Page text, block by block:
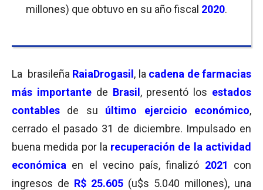
millones) que obtuvo en su año fiscal 2020.
La brasileña RaiaDrogasil , la cadena de farmacias
más importantede Brasil , presentó los estados
contables
de su último ejercicio económico,
cerrado el pasado 31 de diciembre. Impulsado en
buena medida por la recuperación de la actividad
económica en el vecino país, finalizó 2021
con
ingresos de R$ 25.605 (u$s 5.040 millones), una